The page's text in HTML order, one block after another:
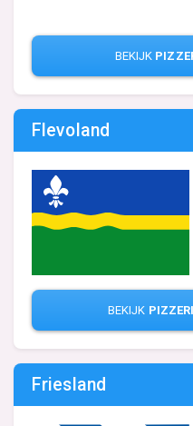
BEKIJK
Flevoland
BEKIJK
Friesland